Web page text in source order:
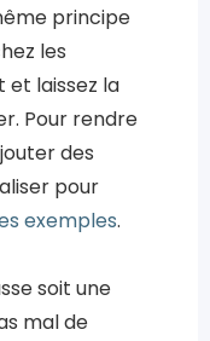
principe
les
et laissez la
Pour rendre
des
pour
exemples.
soit une
mal de